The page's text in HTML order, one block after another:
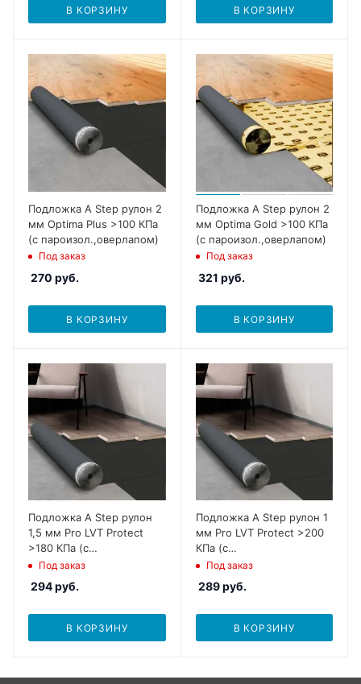
В КОРЗИНУ В КОРЗИНУ
Подложка A Step рулон 2
мм Optima Plus >100 КПа
(с пароизол.,оверлапом)
Под заказ
270 руб.
В КОРЗИНУ
Подложка A Step рулон 2
мм Optima Gold >100 КПа
(с пароизол.,оверлапом)
Под заказ
321 руб.
В КОРЗИНУ
Подложка A Step рулон
1,5 мм Pro LVT Protect
>180 КПа (с
пароизол.,оверлапом)
Под заказ
294руб.
В КОРЗИНУ
Подложка A Step рулон 1
мм Pro LVT Protect >200
КПа (с
пароизол.,оверлапом)
Под заказ
289руб.
В КОРЗИНУ